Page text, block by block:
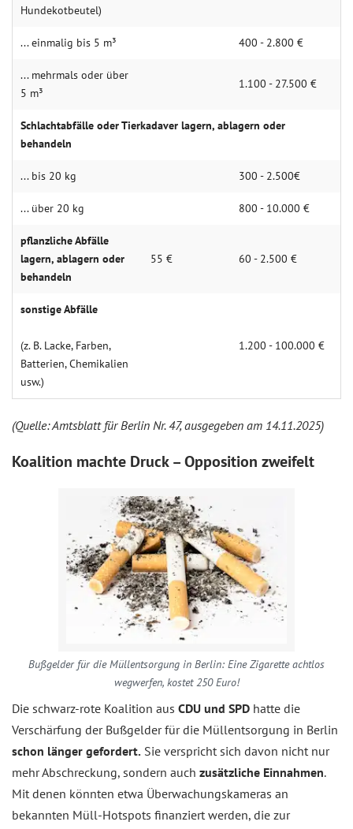
Hundekotbeutel)
... einmalig bis 5 m³ 400 - 2.800 €
... mehrmals oder über
5 m³
1.100 - 27.500 €
Schlachtabfälle oder Tierkadaver lagern, ablagern oder
behandeln
... bis 20 kg 300 - 2.500€
... über 20 kg 800 - 10.000 €
pflanzliche Abfälle
lagern, ablagern oder
behandeln
55 € 60 - 2.500 €
sonstige Abfälle
(z. B. Lacke, Farben,
Batterien, Chemikalien
usw.)
1.200 - 100.000 €
(Quelle: Amtsblatt für Berlin Nr. 47, ausgegeben am 14.11.2025)
Koalition machte Druck – Opposition zweifelt
Bußgelder für die Müllentsorgung in Berlin: Eine Zigarette achtlos
wegwerfen, kostet 250 Euro!
Die schwarz-rote Koalition aus CDU und SPD hatte die
Verschärfung der Bußgelder für die Müllentsorgung in Berlin
schon länger gefordert. Sie verspricht sich davon nicht nur
mehr Abschreckung, sondern auch zusätzliche Einnahmen.
Mit denen könnten etwa Überwachungskameras an
bekannten Müll-Hotspots finanziert werden, die zur